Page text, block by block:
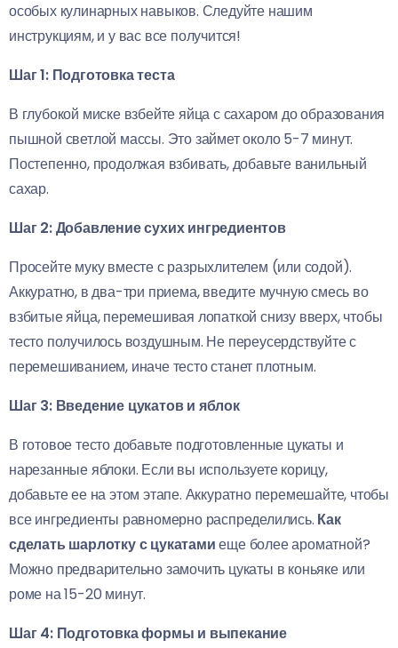
особых кулинарных навыков. Следуйте нашим
инструкциям, и у вас все получится!
Шаг 1: Подготовка теста
В глубокой миске взбейте яйца с сахаром до образования
пышной светлой массы. Это займет около 5-7 минут.
Постепенно, продолжая взбивать, добавьте ванильный
сахар.
Шаг 2: Добавление сухих ингредиентов
Просейте муку вместе с разрыхлителем (или содой).
Аккуратно, в два-три приема, введите мучную смесь во
взбитые яйца, перемешивая лопаткой снизу вверх, чтобы
тесто получилось воздушным. Не переусердствуйте с
перемешиванием, иначе тесто станет плотным.
Шаг 3: Введение цукатов и яблок
В готовое тесто добавьте подготовленные цукаты и
нарезанные яблоки. Если вы используете корицу,
добавьте ее на этом этапе. Аккуратно перемешайте, чтобы
все ингредиенты равномерно распределились. Как
сделать шарлотку с цукатамиеще более ароматной?
Можно предварительно замочить цукаты в коньяке или
роме на 15-20 минут.
Шаг 4: Подготовка формы и выпекание